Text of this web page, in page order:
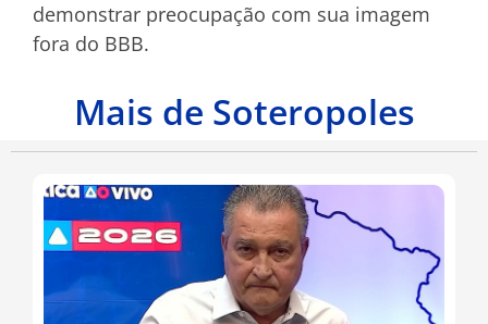
demonstrar preocupação com sua imagem
fora do BBB.
Mais de Soteropoles